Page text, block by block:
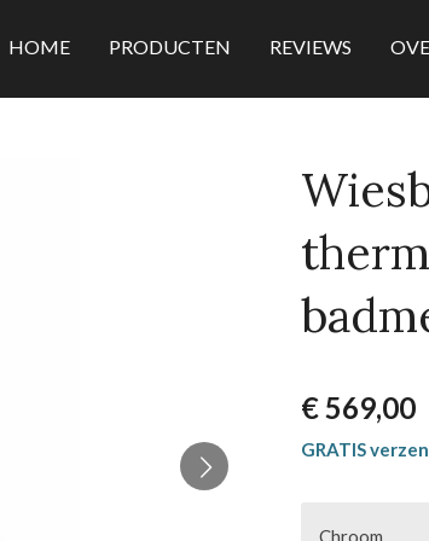
HOME PRODUCTEN REVIEWS
€ 569,00
GRATIS
Chroom